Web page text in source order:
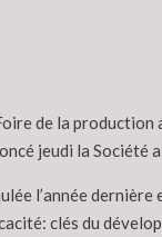
de la production
jeudi la Société
l’année
clés du